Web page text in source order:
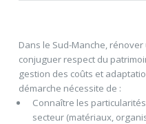
Dans le Sud-Manche,
conjuguer respect du
gestion des coûts et
démarche nécessite de :
Connaître les
secteur (matériaux,